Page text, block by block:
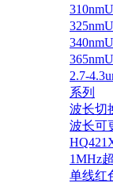
2.7-
系列
波长切
波长可
1MHz
单线红